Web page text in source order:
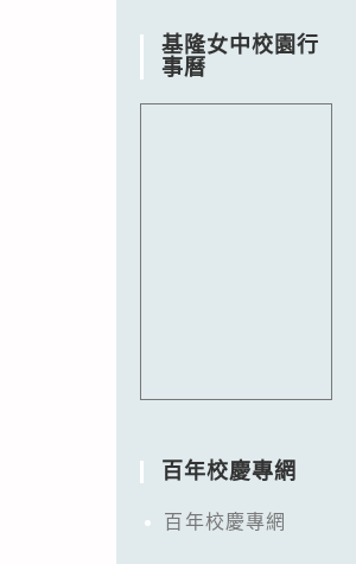
基隆女中校園行
事曆
百年校慶專網
百年校慶專網